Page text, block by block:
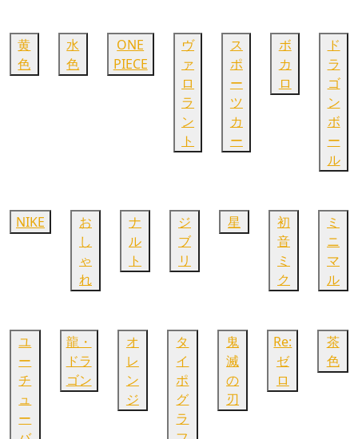
黄
色
水
色
ONE
PIECE
ヴ
ァ
ロ
ラ
ン
ト
ス
ポ
ー
ツ
カ
ー
ボ
カ
ロ
ド
ラ
ゴ
ン
ボ
ー
ル
NIKE
お
し
ゃ
れ
ナ
ル
ト
ジ
ブ
リ
星
初
音
ミ
ク
ミ
ニ
マ
ル
ユ
ー
チ
ュ
ー
龍・
ドラ
ゴン
オ
レ
ン
ジ
タ
イ
ポ
グ
ラ
鬼
滅
の
刃
Re:
ゼ
ロ
茶
色